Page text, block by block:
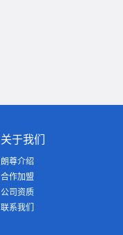
关于我们
朗尊介绍
合作加盟
公司资质
联系我们